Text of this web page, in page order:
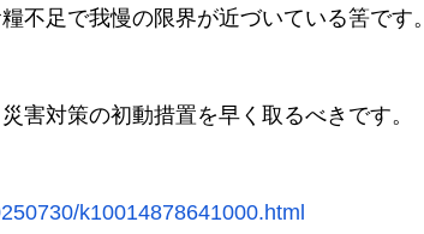
不足で我慢の限界が近づいている筈です。
害対策の初動措置を早く取るべきです。
k10014878641000.html